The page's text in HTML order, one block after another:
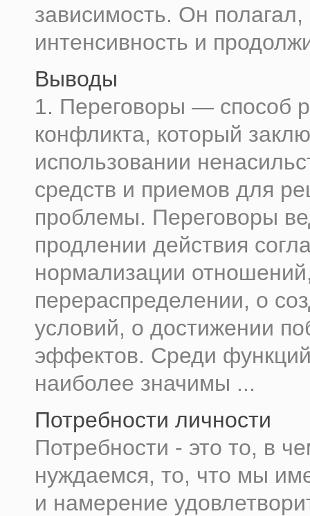
зависимость. Он полагал,
интенсивность и
Выводы
1. Переговоры — способ
конфликта, который
использовании
средств и приемов для
проблемы. Переговоры
продлении действия
нормализации
перераспределении, о
условий, о достижении
эффектов. Среди
наиболее значимы ...
Потребности личности
Потребности - это то, в
нуждаемся, то, что мы
и намерение